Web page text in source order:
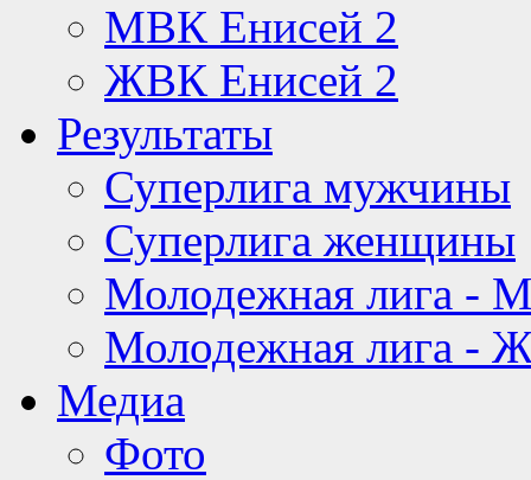
МВК Енисей 2
ЖВК Енисей 2
Результаты
Суперлига мужчины
Суперлига женщины
Молодежная лига -
Молодежная лига -
Медиа
Фото